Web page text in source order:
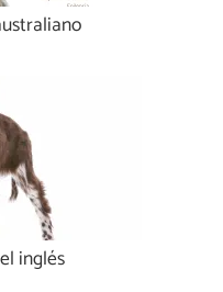
inglés